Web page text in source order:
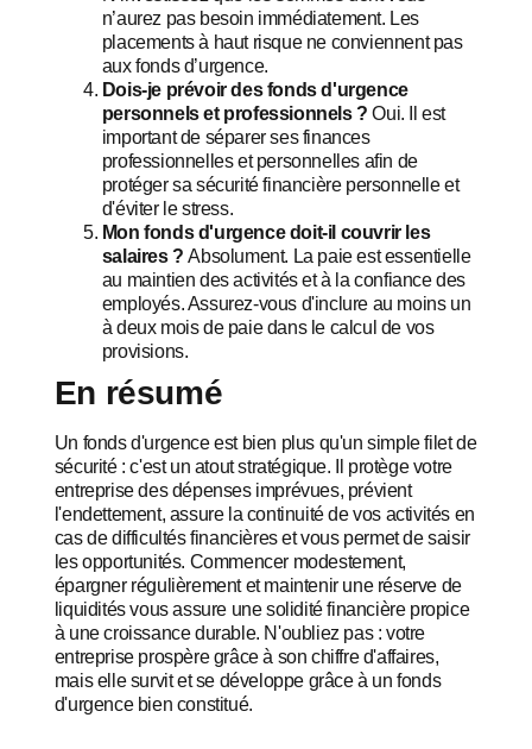
n’aurez pas besoin immédiatement. Les
placements à haut risque ne conviennent pas
aux fonds d’urgence.
Dois-je prévoir des fonds d'urgence
personnels et professionnels ?Oui. Il est
important de séparer ses finances
professionnelles et personnelles afin de
protéger sa sécurité financière personnelle et
d'éviter le stress.
Mon fonds d'urgence doit-il couvrir les
salaires ?Absolument. La paie est essentielle
au maintien des activités et à la confiance des
employés. Assurez-vous d'inclure au moins un
à deux mois de paie dans le calcul de vos
provisions.
En résumé
Un fonds d'urgence est bien plus qu'un simple filet de
sécurité : c'est un atout stratégique. Il protège votre
entreprise des dépenses imprévues, prévient
l'endettement, assure la continuité de vos activités en
cas de difficultés financières et vous permet de saisir
les opportunités. Commencer modestement,
épargner régulièrement et maintenir une réserve de
liquidités vous assure une solidité financière propice
à une croissance durable. N'oubliez pas : votre
entreprise prospère grâce à son chiffre d'affaires,
mais elle survit et se développe grâce à un fonds
d'urgence bien constitué.